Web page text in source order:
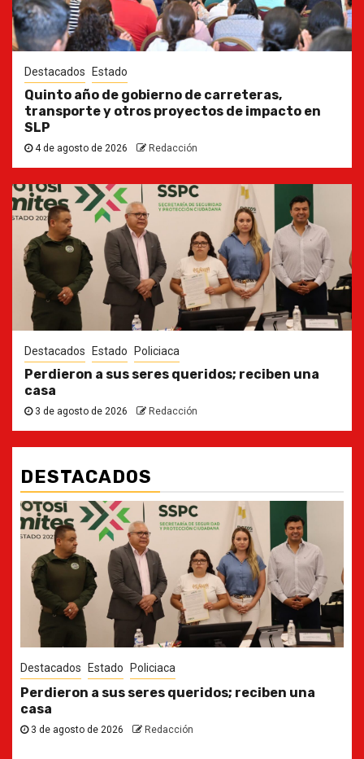
Destacados Estado
Quinto año de gobierno de carreteras,
transporte y otros proyectos de impacto en
SLP
4 de agosto de 2026 Redacción
Destacados Estado Policiaca
Perdieron a sus seres queridos; reciben una
casa
3 de agosto de 2026 Redacción
DESTACADOS
Destacados Estado
Ya casi, el quinto informe del Gobernador
30 de julio de 2026